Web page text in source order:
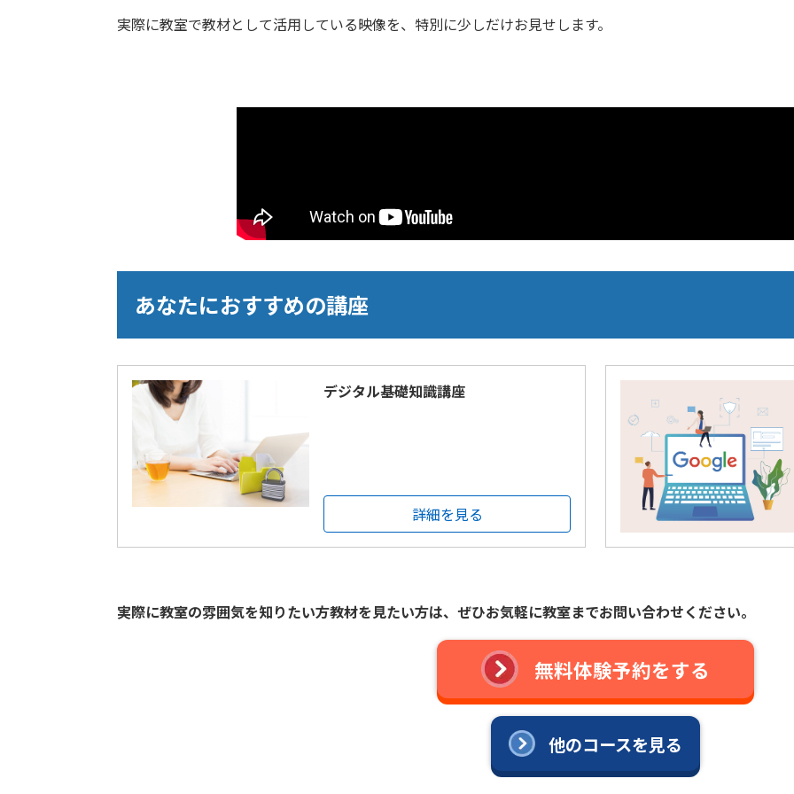
実際に教室で教材として活用している映像を、特別に少しだけお見せします。
あなたにおすすめの講座
デジタル基礎知識講座
詳細を見る
実際に教室の雰囲気を知りたい方教材を見たい方は、 ぜひお気軽に教室までお問い合わせください。
無料体験予約をする
他のコースを見る